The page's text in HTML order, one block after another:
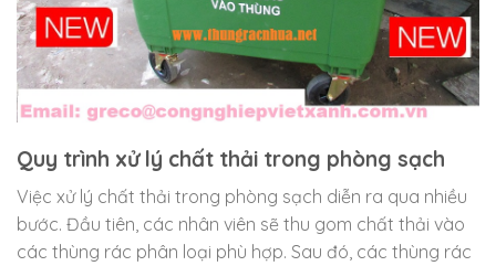
Quy trình xử lý chất thải trong phòng sạch
Việc xử lý chất thải trong phòng sạch diễn ra qua nhiều
bước. Đầu tiên, các nhân viên sẽ thu gom chất thải vào
các thùng rác phân loại phù hợp. Sau đó, các thùng rác